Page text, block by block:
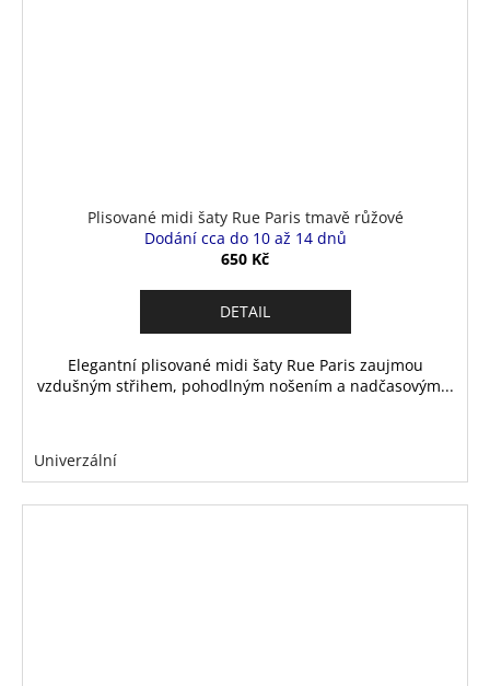
Plisované midi šaty Rue Paris tmavě růžové
Dodání cca do 10 až 14 dnů
650 Kč
DETAIL
Elegantní plisované midi šaty Rue Paris zaujmou
vzdušným střihem, pohodlným nošením a nadčasovým...
Univerzální